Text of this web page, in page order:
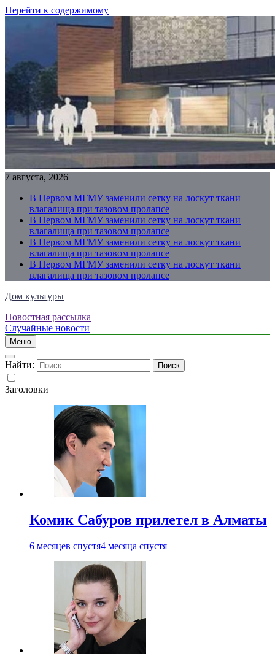
Перейти к содержимому
7 августа, 2026
В Первом МГМУ заменили сетку на лоскут ткани
влагалища при тазовом пролапсе
В Первом МГМУ заменили сетку на лоскут ткани
влагалища при тазовом пролапсе
В Первом МГМУ заменили сетку на лоскут ткани
влагалища при тазовом пролапсе
В Первом МГМУ заменили сетку на лоскут ткани
влагалища при тазовом пролапсе
Дом культуры
Just another WordPress site
Новостная рассылка
Случайные новости
Меню
Найти:
Заголовки
Комик Сабуров прилетел в Алматы
6 месяцев спустя4 месяца спустя